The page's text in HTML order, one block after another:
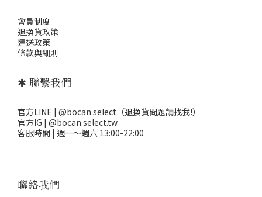
會員制度
退換貨政策
運送政策
條款與細則
✱ 聯繫我們
官方LINE | @bocan.select（退換貨問題請找我!）
官方IG | @bocan.select.tw
客服時間 | 週一～週六 13:00-22:00
聯絡我們